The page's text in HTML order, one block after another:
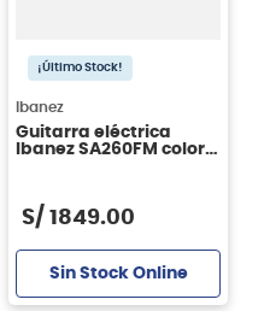
¡Último Stock!
Ibanez
Guitarra eléctrica
Ibanez SA260FM color
S/ 1849.00
Sin Stock Online